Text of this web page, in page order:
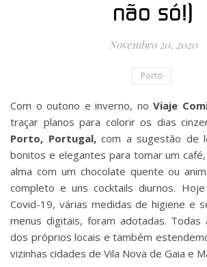
não só!)
Novembro 20, 2020
Porto
Com o outono e inverno, noViaje
traçar planos para colorir os dias
Porto, Portugal,com a sugestão de
bonitos e elegantes para tomar um
alma com um chocolate quente ou
completo e uns cocktails diurnos.
Covid-19, várias medidas de higiene e
menus digitais, foram adotadas.
dos próprios locais e também
vizinhas cidades de Vila Nova de Gaia e